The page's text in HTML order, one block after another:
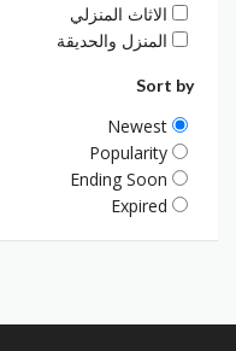
الاثاث المنزلي
المنزل والحديقة
Sort by
Newest
Popularity
Ending Soon
Expired